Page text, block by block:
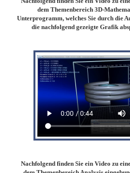
dem Themenbereich 3D-
Unterprogramm, welches Sie durch die
die nachfolgend gezeigte Grafik
Nachfolgend finden Sie ein Video zu